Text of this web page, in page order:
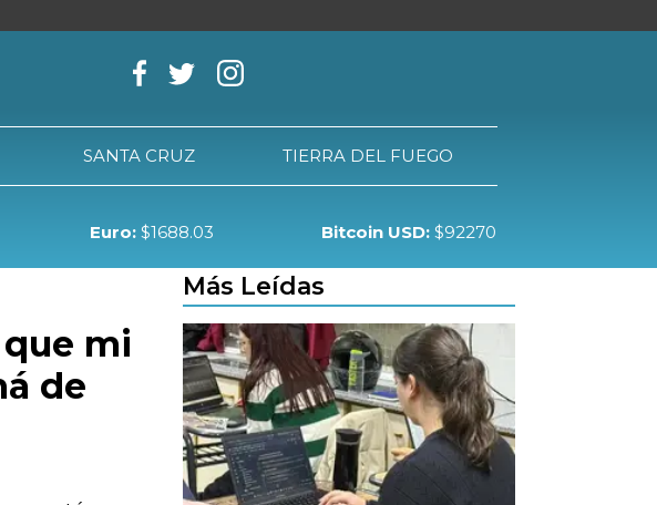
SANTA CRUZ TIERRA DEL FUEGO
Euro:$1688.03 Bitcoin USD: $92270
SANTA CRUZ TIERRA DEL FUEGO
mi
de
Más Leídas